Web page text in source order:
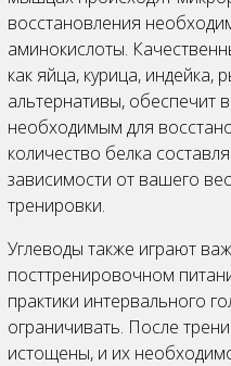
восстановления
аминокислоты.
как яйца, курица, индейка,
альтернативы,
необходимым для
количество белка
зависимости от вашего
тренировки.
Углеводы также играют
посттренировочном
практики интервального
ограничивать. После
истощены, и их